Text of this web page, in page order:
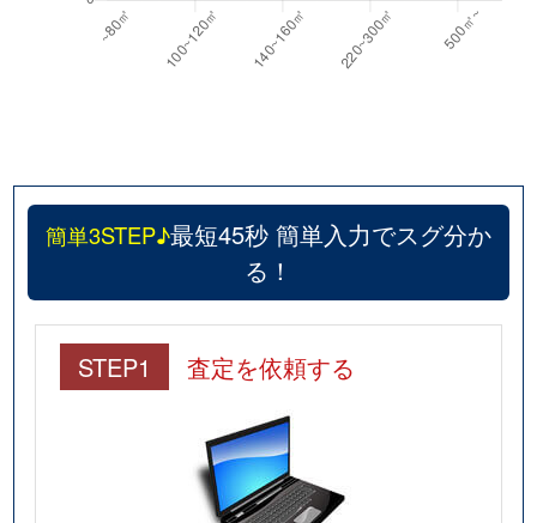
簡単3STEP♪最短45秒 簡単入力でスグ分か
る！
STEP1 査定を依頼する